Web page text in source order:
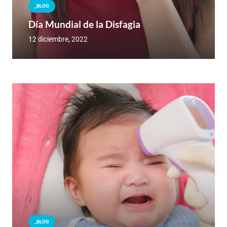
_BLOG
Día Mundial de la Disfagia
12 diciembre, 2022
_BLOG